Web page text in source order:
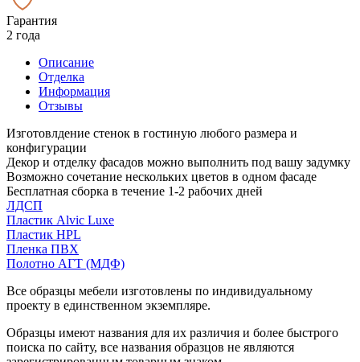
Гарантия
2 года
Описание
Отделка
Информация
Отзывы
Изготовлдение стенок в гостиную любого размера и
конфигурации
Декор и отделку фасадов можно выполнить под вашу задумку
Возможно сочетание нескольких цветов в одном фасаде
Бесплатная сборка в течение 1-2 рабочих дней
ЛДСП
Пластик Alvic Luxe
Пластик HPL
Пленка ПВХ
Полотно АГТ (МДФ)
Все образцы мебели изготовлены по индивидуальному
проекту в единственном экземпляре.
Образцы имеют названия для их различия и более быстрого
поиска по сайту, все названия образцов не являются